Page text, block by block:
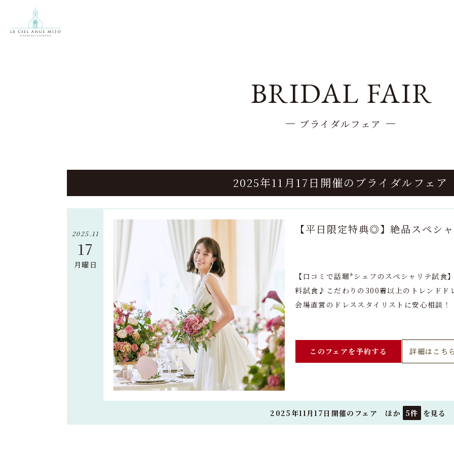
BRIDAL FAIR
ブライダルフェア
2025年11月17日開催の ブライダルフェア
2025.11
17
月曜日
【平日限定特典◎】絶品スペシ
【口コミで話題*シェフのスペシャリテ試
料試食♪こだわりの300着以上のトレンドド
会場直営のドレススタイリストに安心相談！
このフェアを予約する 詳細はこち
2025年11月17日開催のフェア ほか 5件 を見る